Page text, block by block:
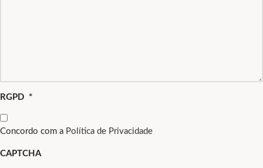
RGPD *
Concordo com a Política de Privacidade
CAPTCHA